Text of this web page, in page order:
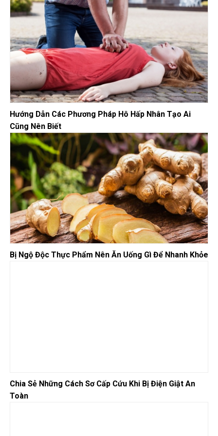
Hướng Dẫn Các Phương Pháp Hô Hấp Nhân Tạo Ai
Cũng Nên Biết
Bị Ngộ Độc Thực Phẩm Nên Ăn Uống Gì Để Nhanh Khỏe
Chia Sẻ Những Cách Sơ Cấp Cứu Khi Bị Điện Giật An
Toàn